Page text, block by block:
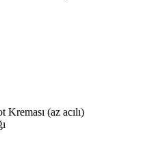
Kreması (az acılı)